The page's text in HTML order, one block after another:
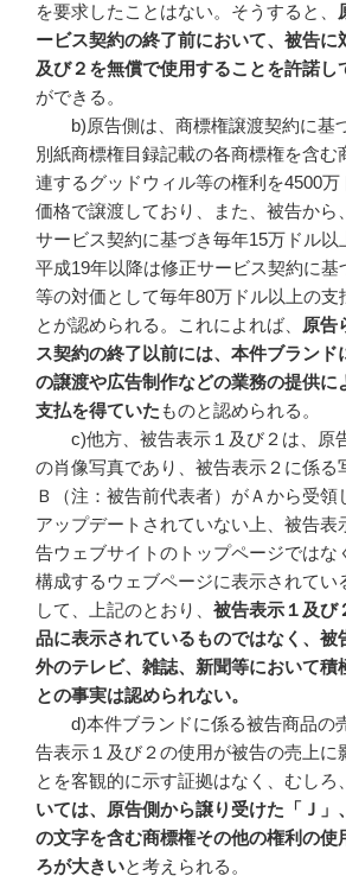
を要求したことはない。そうすると、
ービス契約の終了前において、被告に
及び２を無償で使用することを許諾し
ができる。
b)原告側は、商標権譲渡契約に基づ
別紙商標権目録記載の各商標権を含む
連するグッドウィル等の権利を4500
価格で譲渡しており、また、被告から
サービス契約に基づき毎年15万ドル以
平成19年以降は修正サービス契約に基
等の対価として毎年80万ドル以上の支
とが認められる。これによれば、
原告
ス契約の終了以前には、本件ブランド
の譲渡や広告制作などの業務の提供に
支払を得ていた ものと認められる。
c)他方、被告表示１及び２は、原
の肖像写真であり、被告表示２に係る
Ｂ（注：被告前代表者）がＡから受領
アップデートされていない上、被告表
告ウェブサイトのトップページではな
構成するウェブページに表示されてい
して、上記のとおり、 被告表示１及び
品に表示されているものではなく、被
外のテレビ、雑誌、新聞等において積
との事実は認められない。
d)本件ブランドに係る被告商品の
告表示１及び２の使用が被告の売上に
とを客観的に示す証拠はなく、むしろ、
いては、原告側から譲り受けた「Ｊ
の文字を含む商標権その他の権利の使
ろが大きいと考えられる。